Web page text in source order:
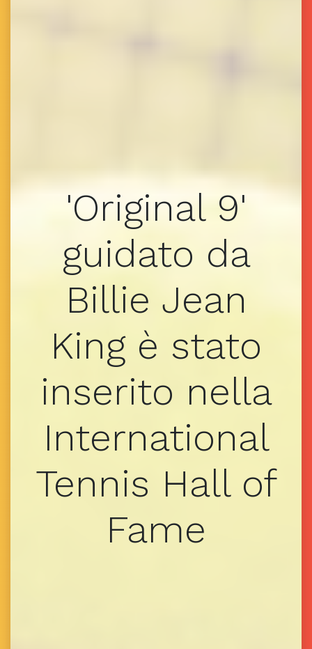
'Original 9'
guidato da
Billie Jean
King è stato
inserito nella
International
Tennis Hall of
Fame